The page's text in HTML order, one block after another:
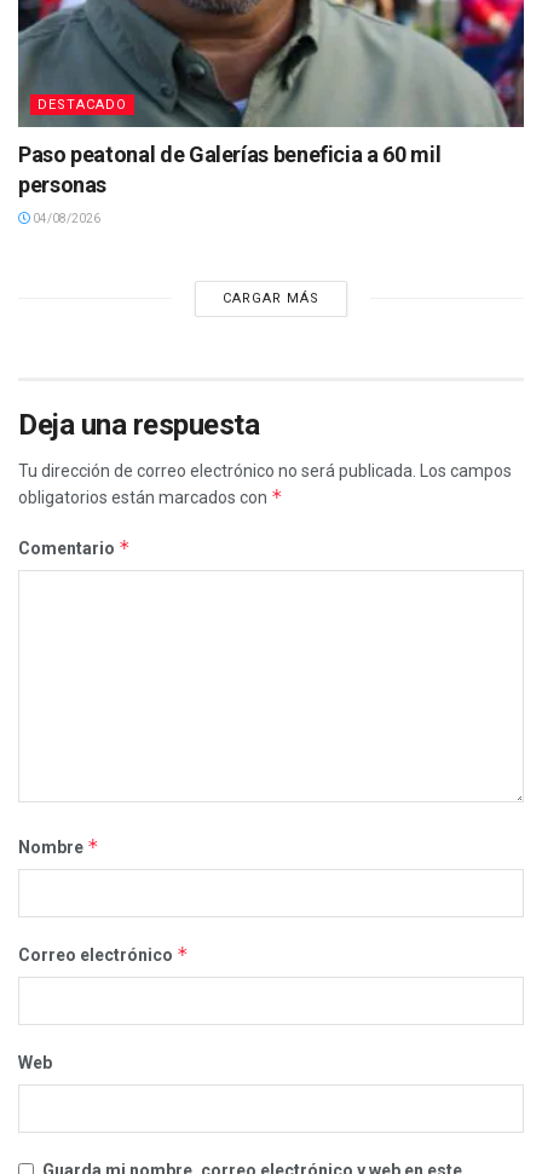
DESTACADO
Paso peatonal de Galerías beneficia a 60 mil
personas
04/08/2026
CARGAR MÁS
Deja una respuesta
Tu dirección de correo electrónico no será publicada.
Los campos
obligatorios están marcados con *
Comentario *
Nombre *
Correo electrónico *
Web